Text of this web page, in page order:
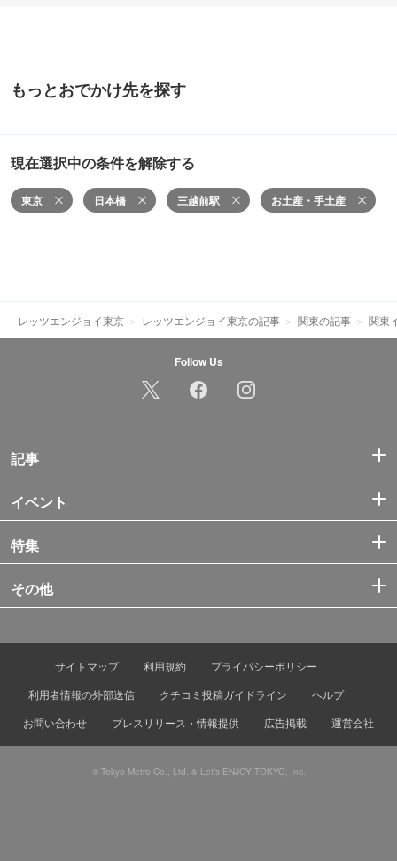
もっとおでかけ先を探す
現在選択中の条件を解除する
東京 日本橋 三越前駅 お土産・手土産
レッツエンジョイ東京 レッツエンジョイ東京の記事 関東の記事 関東
Follow Us
記事
イベント
特集
その他
サイトマップ 利用規約
プライバシーポリシー
利用者情報の外部送信
クチコミ投稿ガイドライン
ヘルプ
お問い合わせ
プレスリリース・情報提供 広告掲載 運営会社
© Tokyo Metro Co., Ltd. & Let’s ENJOY TOKYO, Inc.